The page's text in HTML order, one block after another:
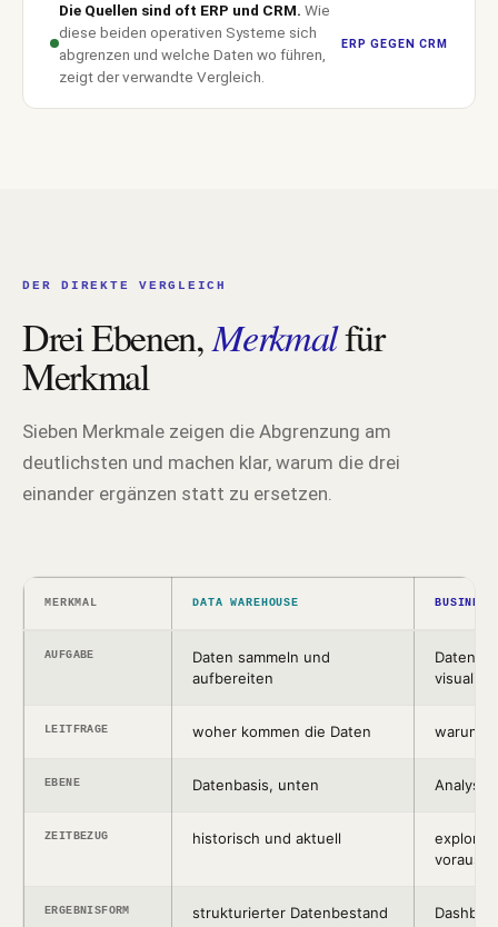
Die Quellen sind oft ERP und CRM. Wie
diese beiden operativen Systeme sich
abgrenzen und welche Daten wo führen,
zeigt der verwandte Vergleich.
ERP GEGEN CRM
DER DIREKTE VERGLEICH
Drei Ebenen,Merkmalfür
Merkmal
Sieben Merkmale zeigen die Abgrenzung am
deutlichsten und machen klar, warum die drei
einander ergänzen statt zu ersetzen.
MERKMAL DATA WAREHOUSE
AUFGABE
Daten sammeln und
aufbereiten
Daten
LEITFRAGE woher kommen die Daten warum
EBENE Datenbasis, unten
ZEITBEZUG historisch und aktuell
ERGEBNISFORM strukturierter Datenbestand